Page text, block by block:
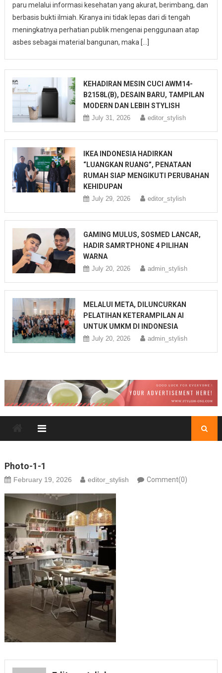
paru melalui informasi kesehatan yang akurat, berimbang, dan
berbasis bukti ilmiah. Kiranya ini tidak lepas dari di tengah
meningkatnya perhatian publik mengenai penggunaan atap
asbes sebagai material bangunan, maka […]
KEHADIRAN MESIN CUCI AWM14-
B2158L(B), DESAIN BARU, TAMPILAN
MODERN DAN LEBIH STYLISH
July 31, 2026 editor_stylish
IKEA INDONESIA HADIRKAN
“LUANGKAN RUANG”, PENATAAN
RUMAH SIAP MENGIKUTI PERUBAHAN
KEHIDUPAN
July 29, 2026 editor_stylish
GAMING MULUS, SOSMED LANCAR,
HADIR SAMRTPHONE 4 PILIHAN
WARNA
July 20, 2026 admin_stylish
MELALUI META, DILUNCURKAN
PELATIHAN KETERAMPILAN AI
UNTUK UMKM DI INDONESIA
July 20, 2026 admin_stylish
Photo-1-1
February 19, 2026 editor_stylish Comment(0)